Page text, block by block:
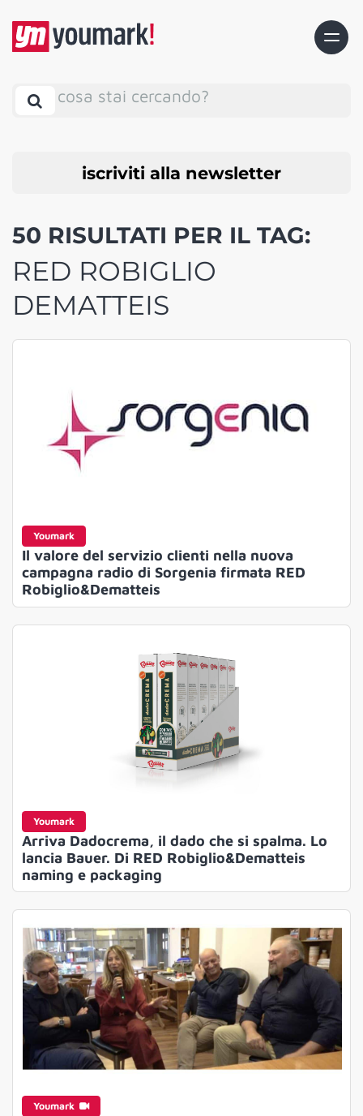
cosa stai cercando?
iscriviti alla newsletter
50 RISULTATI PER IL TAG:
RED ROBIGLIO
DEMATTEIS
Youmark
Il valore del servizio clienti nella nuova
campagna radio di Sorgenia firmata RED
Robiglio&Dematteis
Youmark
Arriva Dadocrema, il dado che si spalma. Lo
lancia Bauer. Di RED Robiglio&Dematteis
naming e packaging
Youmark